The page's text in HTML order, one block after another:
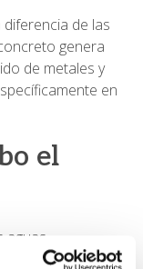
diferencia de las
genera
de metales y
en
el
aguas
comienza